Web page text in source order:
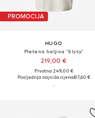
PROMOCIJA
HUGO
Pletena haljina 'Slysy'
219,00 €
Prvotno: 249,00 €
Posljednja najniža cijena:87,60 €